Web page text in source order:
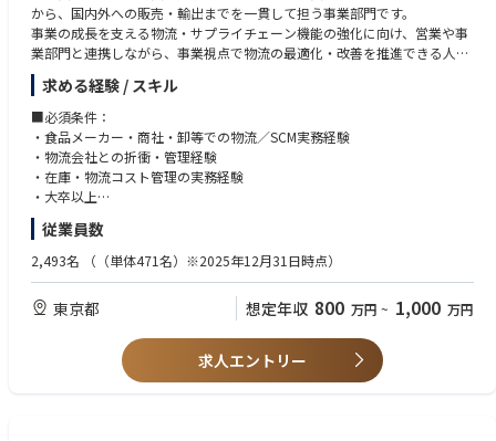
社員紹介
https://www.tdk.com/ja/careers/experience/interview.html
各種制度情報
https://www.tdk.com/ja/careers/experience/systems.html
■住宅手当について
転居を伴う場合、住宅手当／独身寮の支給制度がございます。
支給条件詳細については、お問い合わせください。
issue resolution across the end-to-end supply chain.
⚫ Lead the proposal, alignment, and continuous review of SLA (Service
Level Agreement) frameworks with the external customer to ensure invent
ory management principles and service expectations within VMI operatio
ns.
⚫ Review, align, and continuously improve supply-related SLA and oper
ational parameters with manufacturing sites and regional teams to stren
gthen supply stability, responsiveness, and execution quality.
⚫ Take initiative in cost improvement activities (DiB: Do it Best) in ollabor
ation with Finance and Logistics teams, balancing service, cost, and ope
rational efficiency.
⚫ Represent the Supply Planning team during supply issues and lead cro
ss-functional stakeholders, including regional teams, to quickly assess sit
uations, drive alignment, and resolve issues in a timely manner.
⚫ Lead supply contingency planning activities to strengthen supply secur
ity and business continuity in collaboration with regional and cross-funct
⚫ Drive continuous improvement and optimization of supply planning,
production planning, and inventory management processes while balan
から、国内外への販売・輸出までを一貫して担う事業部門です。
事業の成長を支える物流・サプライチェーン機能の強化に向け、営業や事
業部門と連携しながら、事業視点で物流の最適化・改善を推進できる人材
を求めています。
■職務内容
・国内外の物流・在庫・需給管理
・3PL・倉庫・運送会社等との折衝・管理
・物流コスト・在庫の分析および改善
・新商品・新規取引における物流スキームの構築
・物流業務の標準化・DX推進等
求める経験 / スキル
■必須条件：
・食品メーカー・商社・卸等での物流／SCM実務経験
・物流会社との折衝・管理経験
・在庫・物流コスト管理の実務経験
・大卒以上
■歓迎条件：
・冷凍・冷蔵食品の物流経験
・物流システムの導入・改善経験
・物流拠点・3PLの選定、再編経験
・英語力 TOEIC650点程度
従業員数
2,493名 （（単体471名）※2025年12月31日時点）
東京都 想定年収 800 万円 ~ 1,000 万円
求人エントリー